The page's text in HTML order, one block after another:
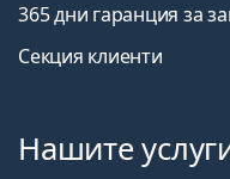
365 дни гаранция за
Секция клиенти
Нашите